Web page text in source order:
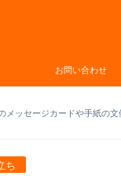
お問い合わせ
メッセージカードや手紙の
ち